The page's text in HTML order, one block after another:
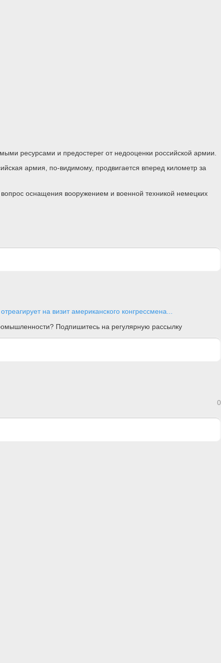
ресурсами и предостерег от недооценки российской армии.
армия, по-видимому, продвигается вперед километр за
оснащения вооружением и военной техникой немецких
на визит американского конгрессмена...
Подпишитесь на регулярную рассылку
0